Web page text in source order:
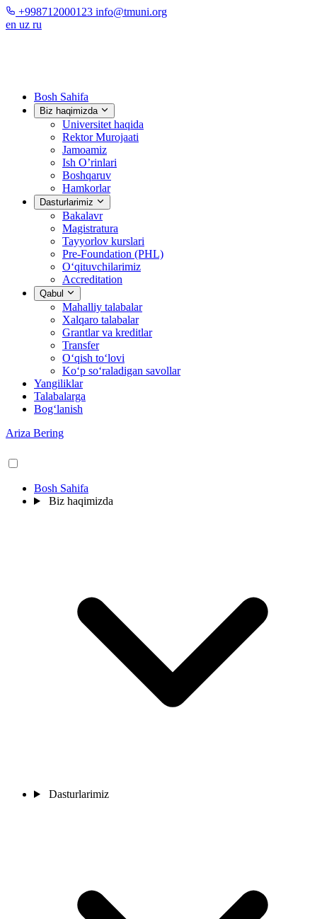
+998712000123 info@tmuni.org
en uz ru
Bosh Sahifa
Biz haqimizda
Universitet haqida
Rektor Murojaati
Jamoamiz
Ish O’rinlari
Boshqaruv
Hamkorlar
Dasturlarimiz
Bakalavr
Magistratura
Tayyorlov kurslari
Pre-Foundation (PHL)
O‘qituvchilarimiz
Accreditation
Qabul
Mahalliy talabalar
Xalqaro talabalar
Grantlar va kreditlar
Transfer
O‘qish to‘lovi
Ko‘p so‘raladigan savollar
Yangiliklar
Talabalarga
Bog‘lanish
Ariza Bering
Bosh Sahifa
Biz haqimizda
Dasturlarimiz